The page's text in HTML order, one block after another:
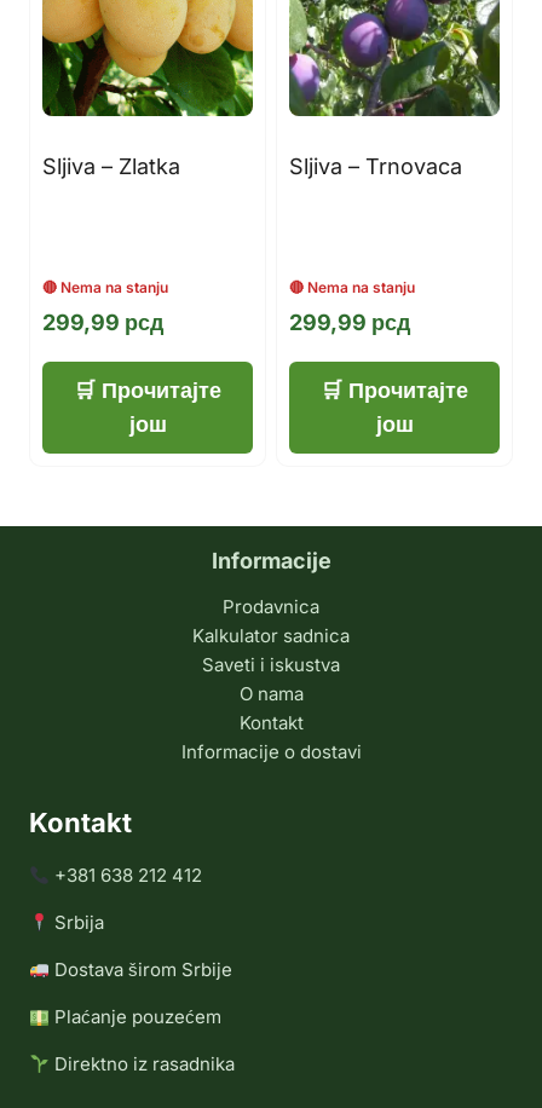
Sljiva – Zlatka
299,99 рсд
Прочитајте
још
Sljiva – Trnovaca
299,99 рсд
Прочитајте
још
Informacije
Prodavnica
Kalkulator sadnica
Saveti i iskustva
O nama
Kontakt
Informacije o dostavi
Kontakt
+381 638 212 412
Srbija
Dostava širom Srbije
Plaćanje pouzećem
Direktno iz rasadnika